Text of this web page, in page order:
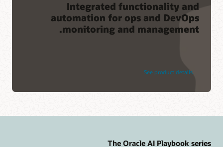
Integrated functionality and
automation for ops and DevOps
monitoring and management.
See product details
The Oracle AI Playbook